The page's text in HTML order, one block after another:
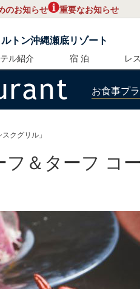
のお知らせ 重要なお知らせ
ルトン沖縄瀬底リゾート
ル紹介 宿 泊 レ
お食事プ
クグリル」
フ＆ターフ コ